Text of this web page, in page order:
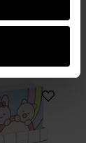
Hasen
Paper Poetry